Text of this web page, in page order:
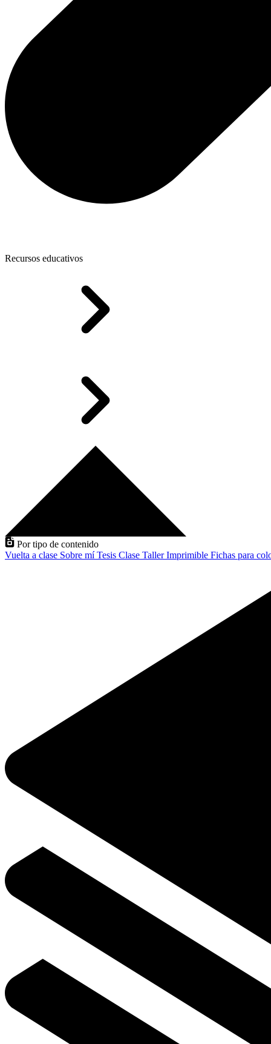
Recursos educativos
Por tipo de contenido
Vuelta a clase Sobre míTesis Clase TallerImprimible Fichas para